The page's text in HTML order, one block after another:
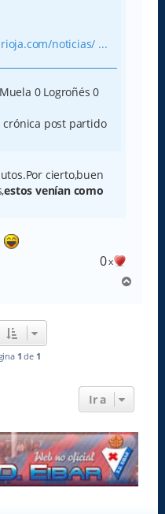
noticias/ ...
0 Logroñés 0
crónica post partido
cierto,buen
estos venían como
0x
1 de 1
Ir a